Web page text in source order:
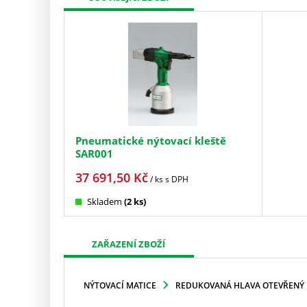
Pneumatické nýtovací kleště
SAR001
37 691,50Kč/ kss DPH
Skladem (2 ks)
ZAŘAZENÍ ZBOŽÍ
NÝTOVACÍ MATICE REDUKOVANÁ HLAVA OTEVŘENÝ